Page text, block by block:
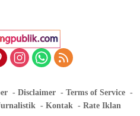
Disclaimer
Terms of Service
Kontak
Rate Iklan